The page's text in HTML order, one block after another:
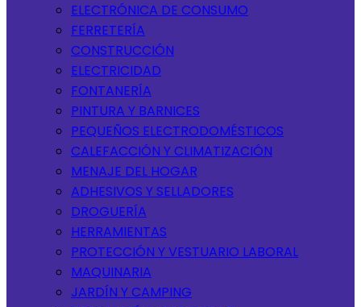
ELECTRÓNICA DE CONSUMO
FERRETERÍA
CONSTRUCCIÓN
ELECTRICIDAD
FONTANERÍA
PINTURA Y BARNICES
PEQUEÑOS ELECTRODOMÉSTICOS
CALEFACCIÓN Y CLIMATIZACIÓN
MENAJE DEL HOGAR
ADHESIVOS Y SELLADORES
DROGUERÍA
HERRAMIENTAS
PROTECCIÓN Y VESTUARIO LABORAL
MAQUINARIA
JARDÍN Y CAMPING